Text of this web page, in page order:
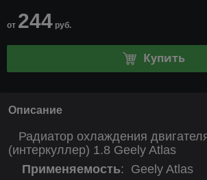
от 244 руб.
Купить
Описание
Радиатор охлаждения
(интеркуллер) 1.8 Geely Atlas
Применяемость: Geely Atlas